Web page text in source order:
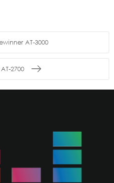
AT-3000
2700